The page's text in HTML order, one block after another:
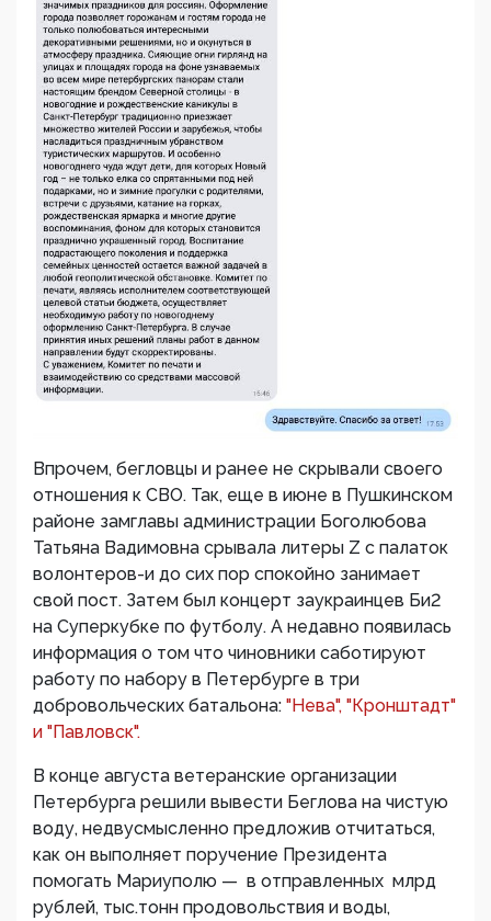
Впрочем, бегловцы и ранее не скрывали своего
отношения к СВО. Так, еще в июне в Пушкинском
районе замглавы администрации Боголюбова
Татьяна Вадимовна срывала литеры Z с палаток
волонтеров-и до сих пор спокойно занимает
свой пост. Затем был концерт заукраинцев Би2
на Суперкубке по футболу. А недавно появилась
информация о том что чиновники саботируют
работу по набору в Петербурге в три
добровольческих батальона: "Нева", "Кронштадт"
и "Павловск".
В конце августа ветеранские организации
Петербурга решили вывести Беглова на чистую
воду, недвусмысленно предложив отчитаться,
как он выполняет поручение Президента
помогать Мариуполю — в отправленных млрд
рублей, тыс.тонн продовольствия и воды,